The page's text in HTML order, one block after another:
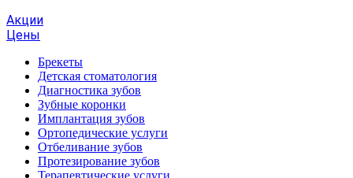
Акции
Цены
Брекеты
Детская стоматология
Диагностика зубов
Зубные коронки
Имплантация зубов
Ортопедические услуги
Отбеливание зубов
Протезирование зубов
Терапевтические услуги